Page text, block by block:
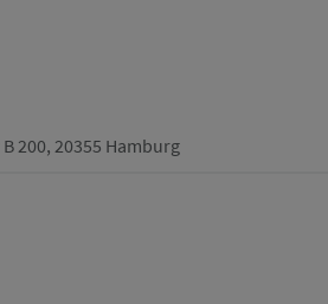
200, 20355 Hamburg